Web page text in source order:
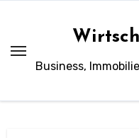
springen
Business,